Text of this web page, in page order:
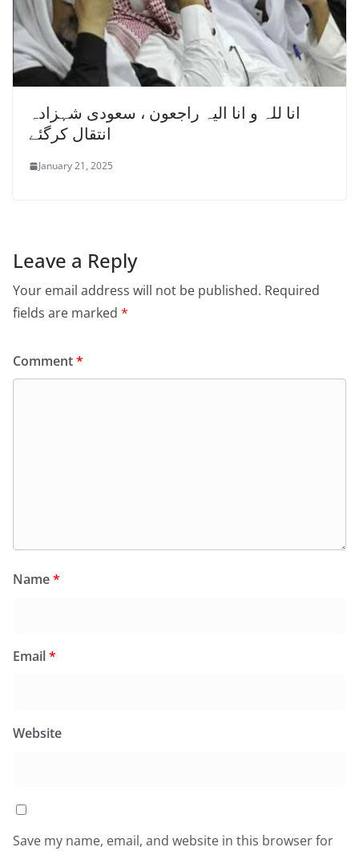
انا للہ و انا الیہ راجعون ، سعودی شہزادہ
انتقال کرگئے
January 21, 2025
Leave a Reply
Your email address will not be published. Required
fields are marked *
Comment*
Name*
Email*
Website
Save my name, email, and website in this browser for